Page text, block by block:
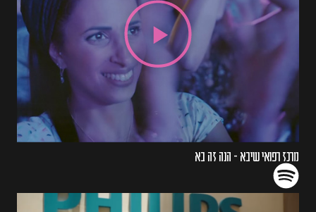
מרכז רפואי שיבא - הנה זה בא